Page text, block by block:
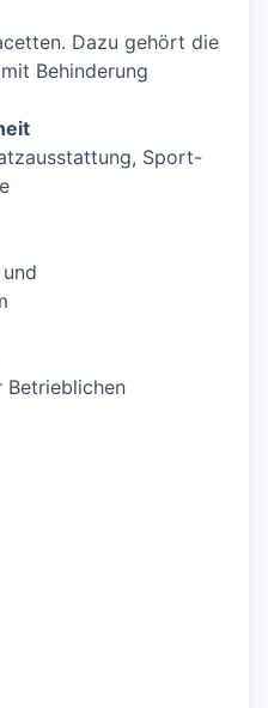
Dazu gehört die
Behinderung
Sport-